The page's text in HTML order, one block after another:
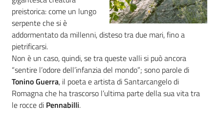
Mediateca
Giuseppe
Guglielmi
Seguici
su
preistorica: come un lungo
serpente che si è
addormentato da millenni, disteso tra due mari, fino a
pietrificarsi.
Non è un caso, quindi, se tra queste valli si può ancora
“sentire l’odore dell’infanzia del mondo”; sono parole di
Tonino Guerra, il poeta e artista di Santarcangelo di
Romagna che ha trascorso l’ultima parte della sua vita tra
le rocce di Pennabilli.